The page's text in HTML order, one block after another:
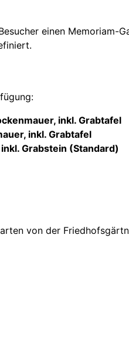
einen Memoriam-
inkl. Grabtafel
inkl. Grabtafel
Grabstein (Standard)
von der